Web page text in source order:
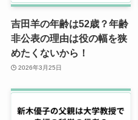
吉田羊の年齢は52歳？年齢
非公表の理由は役の幅を狭
めたくないから！
2026年3月25日